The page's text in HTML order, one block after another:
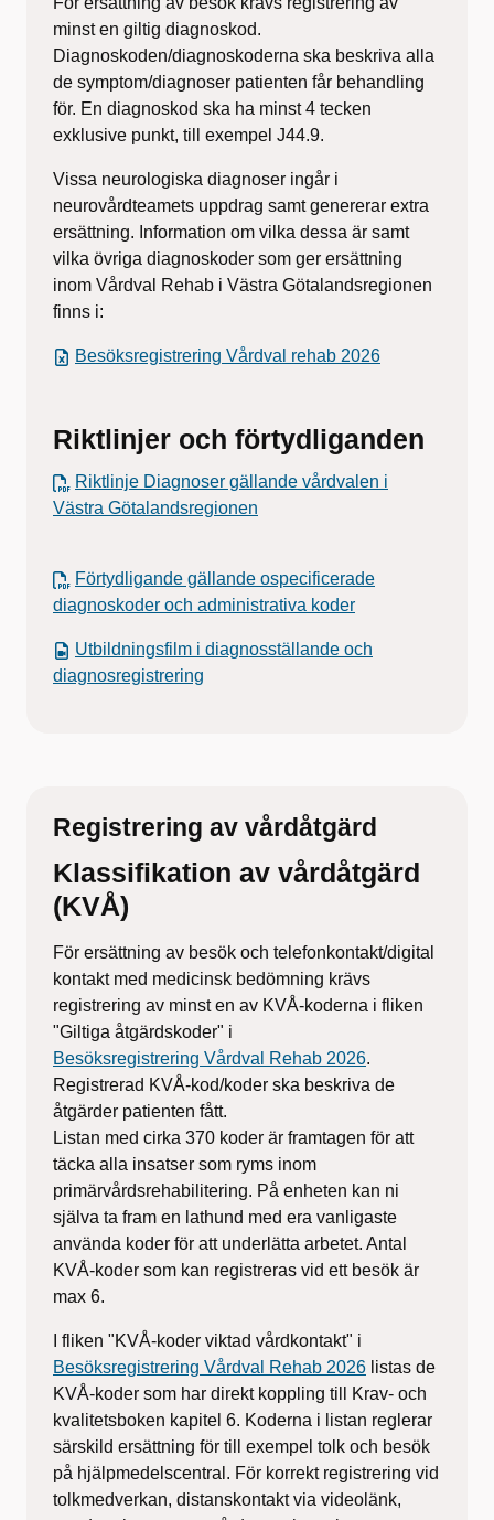
minst en giltig diagnoskod.
Diagnoskoden/diagnoskoderna ska beskriva alla
de symptom/diagnoser patienten får behandling
för. En diagnoskod ska ha minst 4 tecken
exklusive punkt, till exempel J44.9.
Vissa neurologiska diagnoser ingår i
neurovårdteamets uppdrag samt genererar extra
ersättning. Information om vilka dessa är samt
vilka övriga diagnoskoder som ger ersättning
inom Vårdval Rehab i Västra Götalandsregionen
finns i:
Besöksregistrering Vårdval rehab 2026
Riktlinjer och förtydliganden
Riktlinje Diagnoser gällande vårdvalen i
Västra Götalandsregionen
Förtydligande gällande ospecificerade
diagnoskoder och administrativa koder
Utbildningsfilm i diagnosställande och
diagnosregistrering
Registrering av vårdåtgärd
Klassifikation av vårdåtgärd
(KVÅ)
För ersättning av besök och telefonkontakt/digital
kontakt med medicinsk bedömning krävs
registrering av minst en av KVÅ-koderna i fliken
"Giltiga åtgärdskoder" i
Besöksregistrering Vårdval Rehab 2026.
Registrerad KVÅ-kod/koder ska beskriva de
åtgärder patienten fått.
Listan med cirka 370 koder är framtagen för att
täcka alla insatser som ryms inom
primärvårdsrehabilitering. På enheten kan ni
själva ta fram en lathund med era vanligaste
använda koder för att underlätta arbetet. Antal
KVÅ-koder som kan registreras vid ett besök är
max 6.
I fliken "KVÅ-koder viktad vårdkontakt" i
Besöksregistrering Vårdval Rehab 2026 listas de
KVÅ-koder som har direkt koppling till Krav- och
kvalitetsboken kapitel 6. Koderna i listan reglerar
särskild ersättning för till exempel tolk och besök
på hjälpmedelscentral. För korrekt registrering vid
tolkmedverkan, distanskontakt via videolänk,